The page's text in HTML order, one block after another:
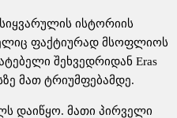
ისტორიის
ფაქტიურად მსოფლიოს
შეხვედრიდან Eras
მათ ტრიუმფებამდე.
დაიწყო. მათი პირველი